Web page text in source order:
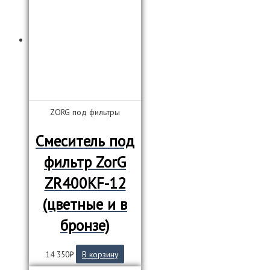
ZORG под фильтры
Смеситель под
фильтр ZorG
ZR400KF-12
(цветные и в
бронзе)
14 350₽ В корзину